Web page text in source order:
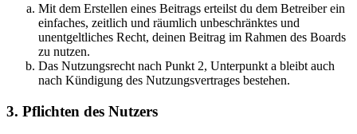
Mit dem Erstellen eines Beitrags erteilst du dem Betreiber ein
einfaches, zeitlich und räumlich unbeschränktes und
unentgeltliches Recht, deinen Beitrag im Rahmen des Boards
zu nutzen.
Das Nutzungsrecht nach Punkt 2, Unterpunkt a bleibt auch
nach Kündigung des Nutzungsvertrages bestehen.
3. Pflichten des Nutzers